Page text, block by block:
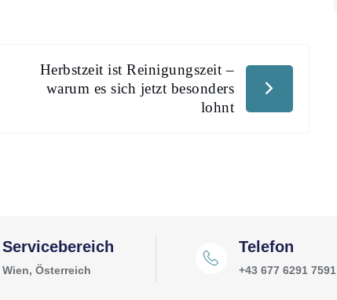
Herbstzeit ist Reinigungszeit –
warum es sich jetzt besonders
lohnt
Servicebereich
Wien, Österreich
Telefon
+43 677 6291 7591